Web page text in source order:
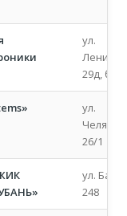
ул.
29д,
ул.
26/1
ул.
248